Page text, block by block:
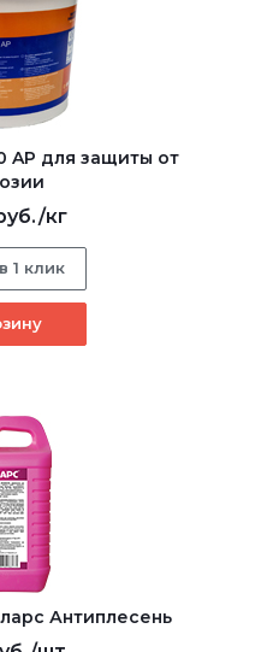
AP для защиты от
/кг
1 клик
Антиплесень